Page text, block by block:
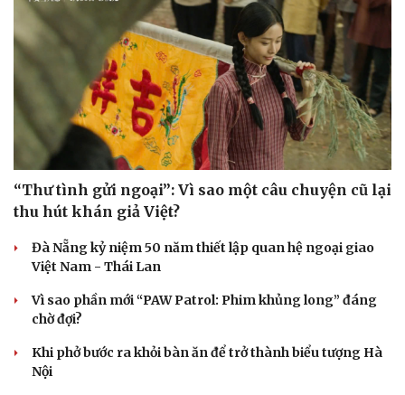
“Thư tình gửi ngoại”: Vì sao một câu chuyện cũ lại
thu hút khán giả Việt?
Đà Nẵng kỷ niệm 50 năm thiết lập quan hệ ngoại giao
Việt Nam - Thái Lan
Vì sao phần mới “PAW Patrol: Phim khủng long” đáng
chờ đợi?
Khi phở bước ra khỏi bàn ăn để trở thành biểu tượng Hà
Nội